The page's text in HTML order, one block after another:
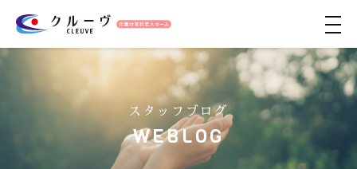
メ
ュ
ー
スタッフブログ
WEBLOG